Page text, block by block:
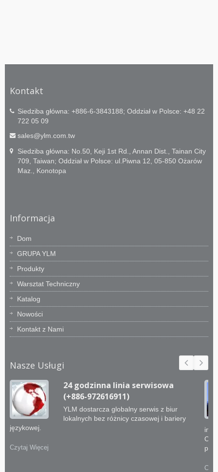
Kontakt
Siedziba główna: +886-6-3843188; Oddział w Polsce: +48 22
722 05 09
sales@ylm.com.tw
Siedziba główna: No.50, Keji 1st Rd., Annan Dist., Tainan City
709, Taiwan; Oddział w Polsce: ul.Piwna 12, 05-850 Ożarów
Maz., Konotopa
Informacja
Dom
GRUPA YLM
Produkty
Warsztat Techniczny
Katalog
Nowości
Kontakt z Nami
Nasze Usługi
24 godzinna linia serwisowa
(+886-972616911)
YLM dostarcza globalny serwis z biur
lokalnych bez różnicy czasowej i bariery
językowej.
Czytaj Więcej